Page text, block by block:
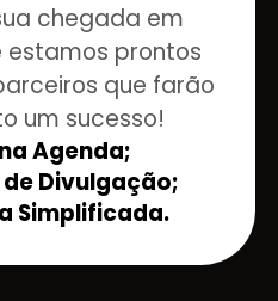
chegada em
estamos prontos
que farão
um sucesso!
Agenda;
Divulgação;
Simplificada.